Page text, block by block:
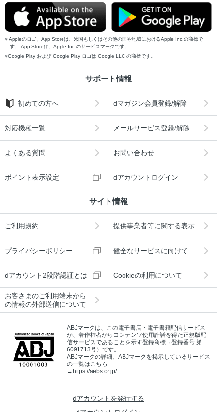
Appleのロゴ、App Storeは、米国もしくはその他の国や地域におけるApple Inc.の商標で
す。 App Storeは、Apple Inc.のサービスマークです。
Google Play および Google Play ロゴは Google LLC の商標です。
サポート情報
初めての方へ dマガジン会員登録/解除
対応機種一覧 メールサービス登録/解除
よくある質問 お問い合わせ
ポイント表示設定 dアカウントログイン
サイト情報
ご利用規約 提供事業者等に関する表示
プライバシーポリシー 健全なサービスに向けて
dアカウント2段階認証とは Cookieの利用について
お客さまのご利用端末から
の情報の外部送信について
ABJマークは、この電子書店・電子書籍配信サービス
が、著作権者からコンテンツ使用許諾を得た正規版配
信サービスであることを示す登録商標（登録番号 第
6091713号）です。
ABJマークの詳細、ABJマークを掲示しているサービス
の一覧はこちら
→ https://aebs.or.jp/
dアカウントを発行する